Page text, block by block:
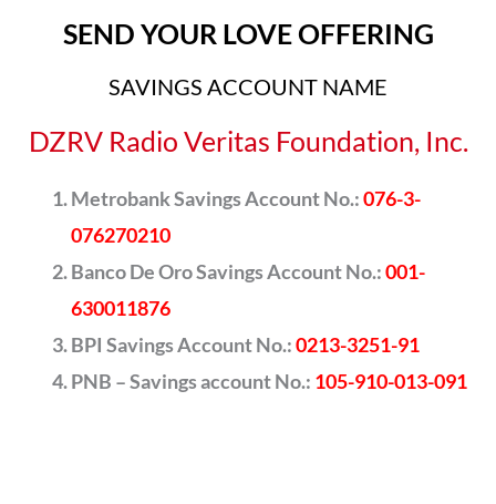
SEND YOUR LOVE OFFERING
SAVINGS ACCOUNT NAME
DZRV Radio Veritas Foundation, Inc.
Metrobank Savings Account No.:076-3-
076270210
Banco De Oro Savings Account No.:001-
630011876
BPI Savings Account No.:0213-3251-91
PNB – Savings account No.: 105-910-013-091